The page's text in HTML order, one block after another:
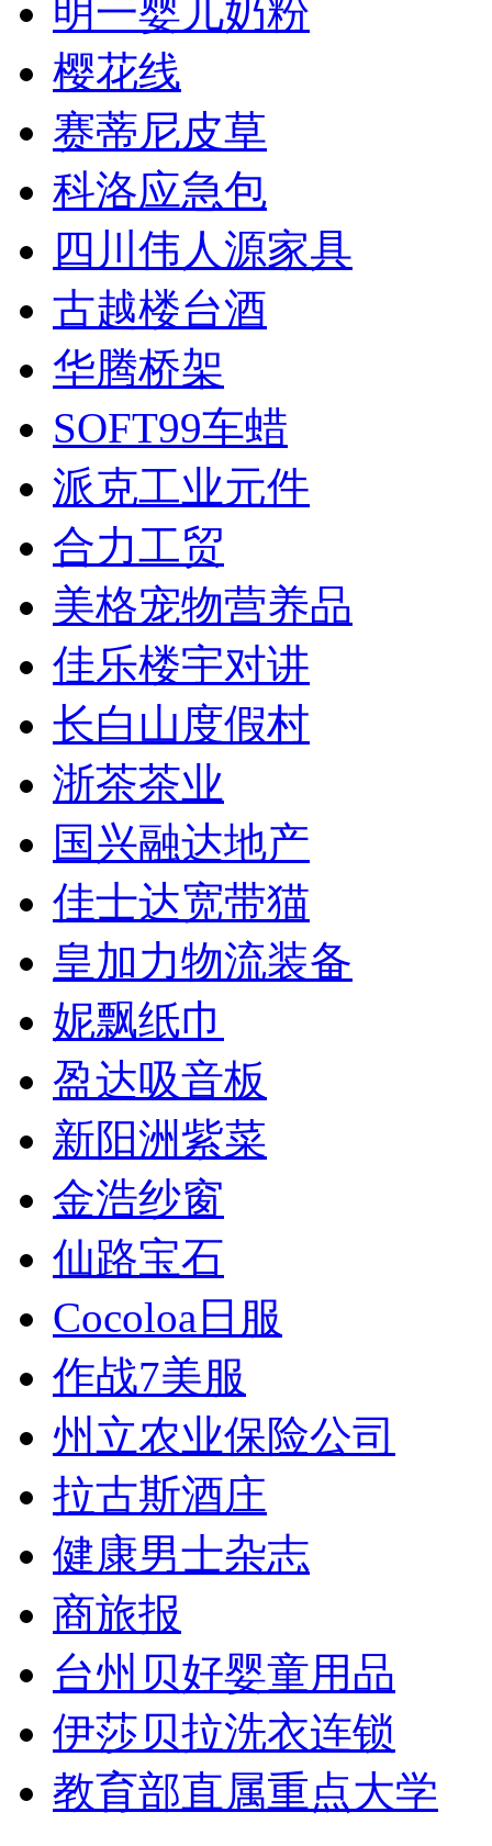
明一婴儿奶粉
樱花线
赛蒂尼皮草
科洛应急包
四川伟人源家具
古越楼台酒
华腾桥架
SOFT99车蜡
派克工业元件
合力工贸
美格宠物营养品
佳乐楼宇对讲
长白山度假村
浙茶茶业
国兴融达地产
佳士达宽带猫
皇加力物流装备
妮飘纸巾
盈达吸音板
新阳洲紫菜
金浩纱窗
仙路宝石
Cocoloa日服
作战7美服
州立农业保险公司
拉古斯酒庄
健康男士杂志
商旅报
台州贝好婴童用品
伊莎贝拉洗衣连锁
教育部直属重点大学